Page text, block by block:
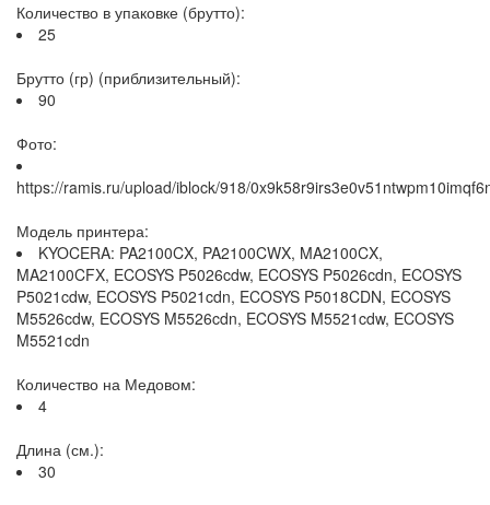
Количество в упаковке (брутто):
25
Брутто (гр) (приблизительный):
90
Фото:
https://ramis.ru/upload/iblock/918/
Модель принтера:
KYOCERA: PA2100CX, PA2100CWX, MA2100CX,
MA2100CFX, ECOSYS P5026cdw, ECOSYS P5026cdn, ECOSYS
P5021cdw, ECOSYS P5021cdn, ECOSYS P5018CDN, ECOSYS
M5526cdw, ECOSYS M5526cdn, ECOSYS M5521cdw, ECOSYS
M5521cdn
Количество на Медовом:
4
Длина (см.):
30